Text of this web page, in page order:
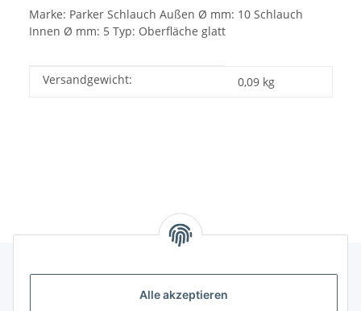
Alle akzeptieren
Marke: Parker Schlauch Außen Ø mm: 10 Schlauch
Innen Ø mm: 5 Typ: Oberfläche glatt
Produkteigenschaft
Wert
Versandgewicht: 0,09 kg